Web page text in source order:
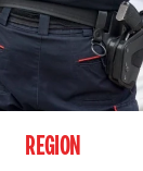
REGION